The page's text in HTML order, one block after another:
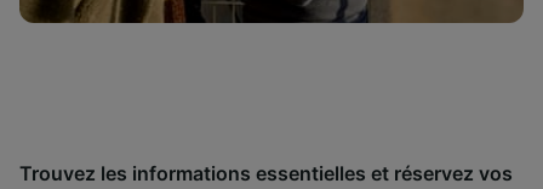
Trouvez les informations essentielles et réservez vos